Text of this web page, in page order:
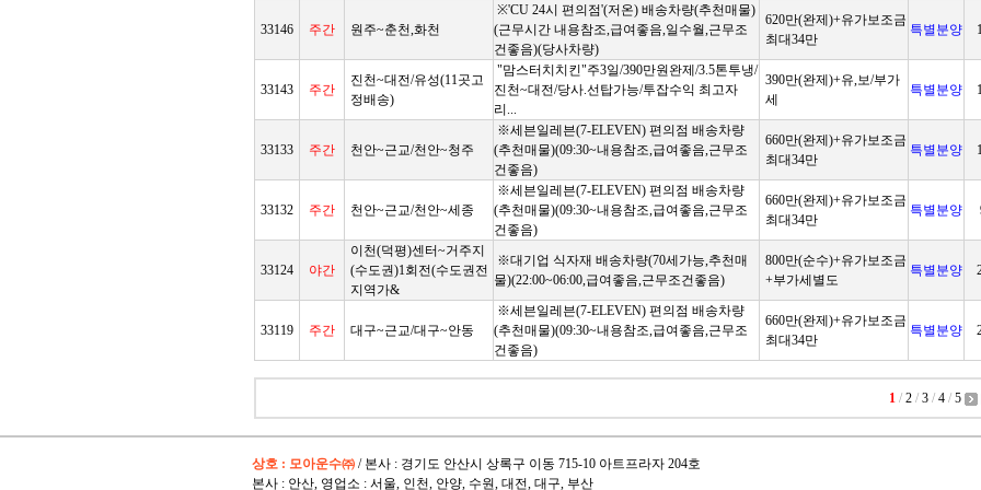
33146 주간 원주~춘천,화천
※'CU 24시 편의점'(저온) 배송차량(추천매물)
(근무시간 내용참조,급여좋음,일수월,근무조
건좋음)(당사차량)
620만(완제)+유가보조금
최대34만
특별분양
33143 주간
진천~대전/유성(11곳고
정배송)
"맘스터치치킨"주3일/390만원완제/3.5톤투냉/
진천~대전/당사.선탑가능/투잡수익 최고자
리...
390만(완제)+유,보/부가
세
특별분양
33133 주간 천안~근교/천안~청주
※세븐일레븐(7-ELEVEN) 편의점 배송차량
(추천매물)(09:30~내용참조,급여좋음,근무조
건좋음)
660만(완제)+유가보조금
최대34만
특별분양
33132 주간 천안~근교/천안~세종
※세븐일레븐(7-ELEVEN) 편의점 배송차량
(추천매물)(09:30~내용참조,급여좋음,근무조
건좋음)
660만(완제)+유가보조금
최대34만
특별분양
33124 야간
이천(덕평)센터~거주지
(수도권)1회전(수도권전
지역가&
※대기업 식자재 배송차량(70세가능,추천매
물)(22:00~06:00,급여좋음,근무조건좋음)
800만(순수)+유가보조금
+부가세별도
특별분양
33119 주간 대구~근교/대구~안동
※세븐일레븐(7-ELEVEN) 편의점 배송차량
(추천매물)(09:30~내용참조,급여좋음,근무조
건좋음)
660만(완제)+유가보조금
최대34만
특별분양
1 / 2 / 3 / 4 / 5
상호 : 모아운수㈜ / 본사 : 경기도 안산시 상록구 이동 715-10 아트프라자 204호
본사 : 안산, 영업소 : 서울, 인천, 안양, 수원, 대전, 대구, 부산